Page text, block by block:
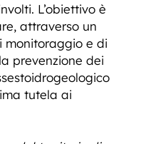
L’obiettivo è
attraverso un
monitoraggio e di
prevenzione dei
tutela ai